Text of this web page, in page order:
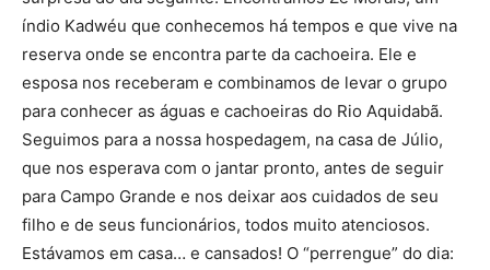
índio Kadwéu que conhecemos há tempos e que vive na
reserva onde se encontra parte da cachoeira. Ele e
esposa nos receberam e combinamos de levar o grupo
para conhecer as águas e cachoeiras do Rio Aquidabã.
Seguimos para a nossa hospedagem, na casa de Júlio,
que nos esperava com o jantar pronto, antes de seguir
para Campo Grande e nos deixar aos cuidados de seu
filho e de seus funcionários, todos muito atenciosos.
Estávamos em casa… e cansados! O “perrengue” do dia: